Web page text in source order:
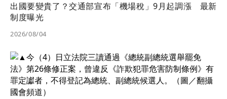
出國要變貴了？交通部宣布「機場稅」9月起調漲 最新
制度曝光
2026/08/04